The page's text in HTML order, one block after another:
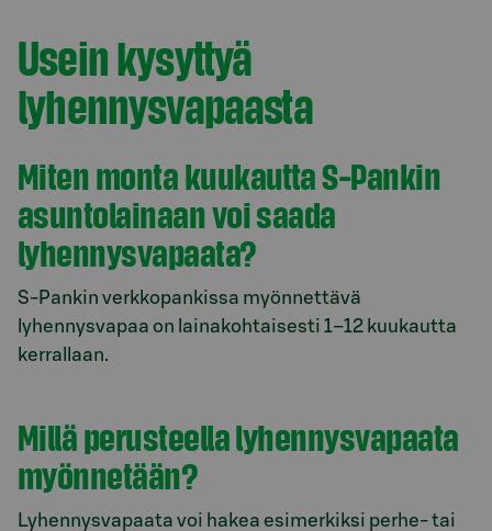
Usein kysyttyä
lyhennysvapaasta
Miten monta kuukautta S-Pankin
asuntolainaan voi saada
lyhennysvapaata?
S‑Pankin verkkopankissa myönnettävä
lyhennysvapaa on lainakohtaisesti 1–12 kuukautta
kerrallaan.
Millä perusteella lyhennysvapaata
myönnetään?
Lyhennysvapaata voi hakea esimerkiksi perhe- tai